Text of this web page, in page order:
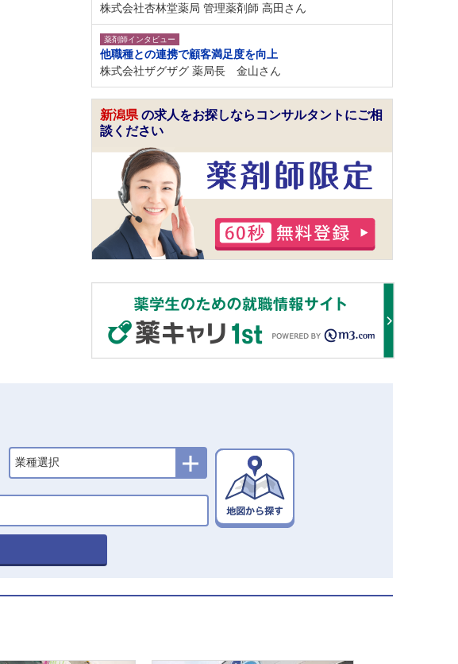
株式会社杏林堂薬局 管理薬剤師 高田さん
薬剤師インタビュー
他職種との連携で顧客満足度を向上
株式会社ザグザグ 薬局長 金山さん
新潟県 の求人をお探しならコンサルタントにご相
談ください
業種選択